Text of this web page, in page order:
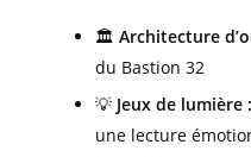
🏛️ Architecture
du Bastion 32
💡 Jeux de lumière :
une lecture